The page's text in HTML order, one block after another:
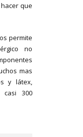
que
permite
no
mas
y látex,
300